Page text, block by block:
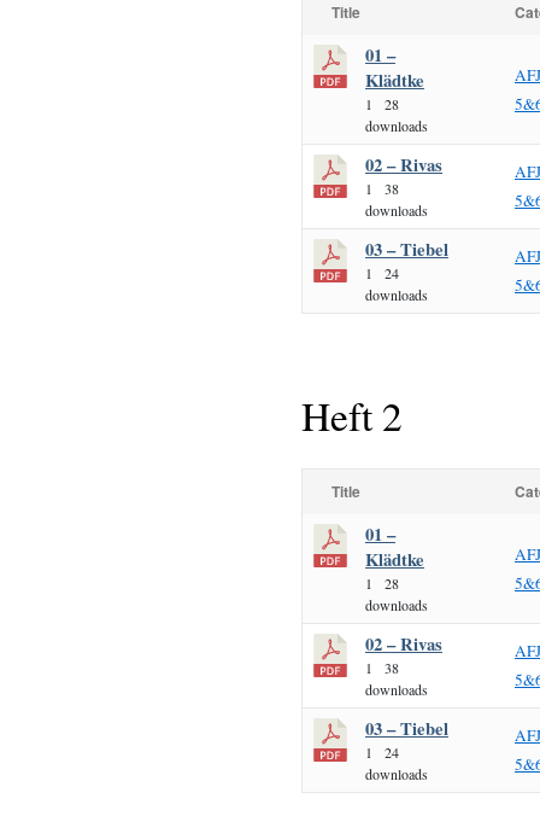
Title
01 –
Klädtke
1
28
downloads
02 – Rivas
1
38
downloads
03 – Tiebel
1
24
downloads
Heft 2
Title
01 –
Klädtke
1
28
downloads
02 – Rivas
1
38
downloads
03 – Tiebel
1
24
downloads